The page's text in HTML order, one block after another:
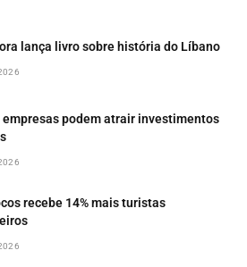
lança livro sobre história do Líbano
empresas podem atrair investimentos
recebe 14% mais turistas